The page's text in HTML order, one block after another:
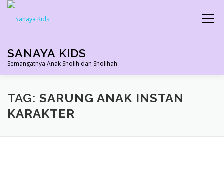
Skip
content
SANAYA KIDS
Semangatnya Anak Sholih dan Sholihah
Menu
HOME KONTAK TENTANG KAMI
TAG: SARUNG ANAK INSTAN
KARAKTER